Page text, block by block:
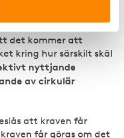
det kommer att
kring hur särskilt skäl
nyttjande
av cirkulär
att kraven får
får göras om det